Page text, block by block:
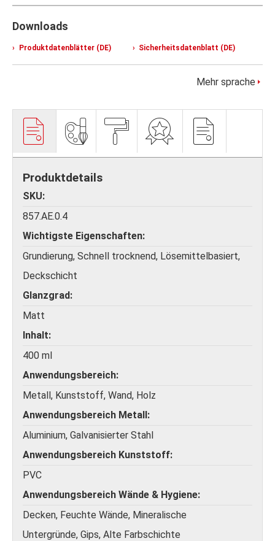
Downloads
Produktdatenblätter (DE) Sicherheitsdatenblatt (DE)
Mehr sprache
Produktdetails
SKU
857.AE.0.4
Wichtigste Eigenschaften
Grundierung, Schnell trocknend, Lösemittelbasiert,
Deckschicht
Glanzgrad
Matt
Inhalt
400 ml
Anwendungsbereich
Metall, Kunststoff, Wand, Holz
Anwendungsbereich Metall
Aluminium, Galvanisierter Stahl
Anwendungsbereich Kunststoff
PVC
Anwendungsbereich Wände & Hygiene
Decken, Feuchte Wände, Mineralische
Untergründe, Gips, Alte Farbschichte